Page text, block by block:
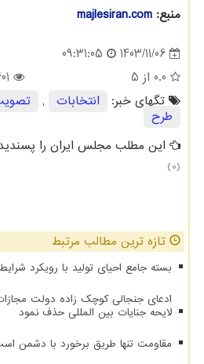
منبع: majlesiran.com
1403/11/06
09:31:05
0.0 از 5
تگهای خبر:
انتخابات ,
طرح
این مطلب مجلس ایران را
(0)
تازه ترین مطالب مرتبط
بسته جامع احیای تولید با رویکرد
ادعای جنجالی کوچک زاده دولت
لایحه جنایات بین المللی حذف نمود
مقاومت تنها طریق برخورد با دشمن